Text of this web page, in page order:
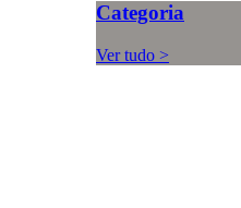
Categoria
Ver tudo >